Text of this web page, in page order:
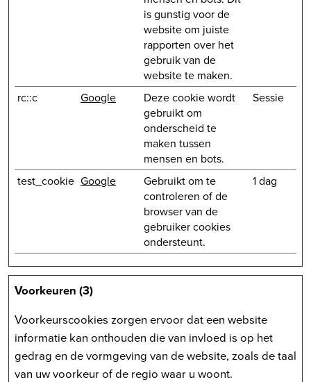
is gunstig voor de
website om juiste
rapporten over het
gebruik van de
website te maken.
rc::c
Google
Deze cookie wordt
gebruikt om
onderscheid te
maken tussen
mensen en bots.
Sessie
test_cookie Google
Gebruikt om te
controleren of de
browser van de
gebruiker cookies
ondersteunt.
1 dag
Voorkeuren (3)
Voorkeurscookies zorgen ervoor dat een website
informatie kan onthouden die van invloed is op het
gedrag en de vormgeving van de website, zoals de taal
van uw voorkeur of de regio waar u woont.